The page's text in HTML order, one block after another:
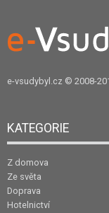
e-vsudybyl.cz © 2008-
KATEGORIE
Z domova
Ze světa
Doprava
Hotelnictví